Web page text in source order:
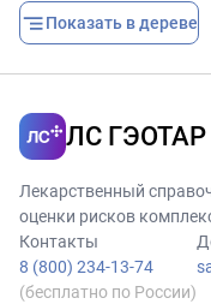
Показать в дереве
ЛС ГЭОТАР
Лекарственный
оценки рисков
Контакты
8 (800) 234-13-74
(бесплатно по России)